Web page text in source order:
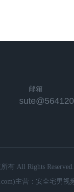
邮箱
有 All Rights Reserved.
主营：安全宅